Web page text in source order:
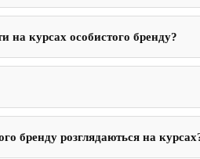
на курсах особистого бренду?
бренду розглядаються на